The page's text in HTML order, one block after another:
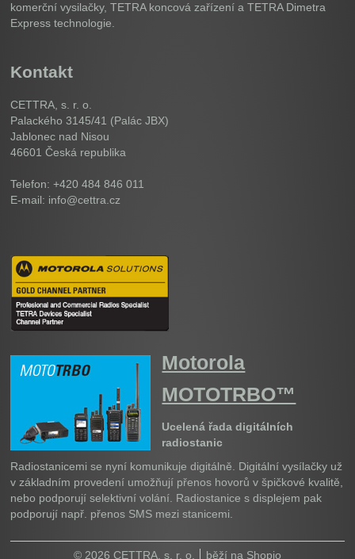
komerční vysilačky, TETRA koncová zařízení a TETRA Dimetra
Express technologie.
Kontakt
CETTRA, s. r. o.
Palackého 3145/41 (Palác JBX)
Jablonec nad Nisou
46601Česká republika
Telefon: +420 484 846 011
E-mail: info@cettra.cz
Motorola
MOTOTRBO™
Ucelená řada digitálních
radiostanic
Radiostanicemi se nyní komunikuje digitálně. Digitální vysílačky už
v základním provedení umožňují přenos hovorů v špičkové kvalitě,
nebo podporují selektivní volání. Radiostanice s displejem pak
podporují např. přenos SMS mezi stanicemi.
© 2026 CETTRA, s. r. o. běží na Shopio